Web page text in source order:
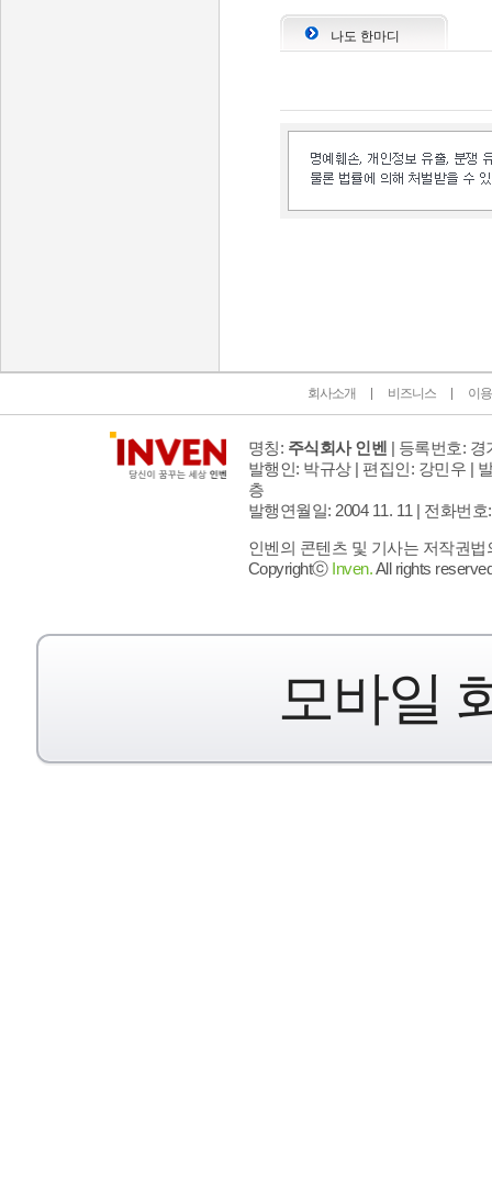
나도 한마디
회사소개 비즈니스 이
명칭: 주식회사 인벤 | 등록번호: 경
발행인: 박규상 | 편집인: 강민우 |
층
발행연월일: 2004 11. 11 | 전화번호
인벤의 콘텐츠 및 기사는 저작권
Copyrightⓒ Inven.All rights
모바일